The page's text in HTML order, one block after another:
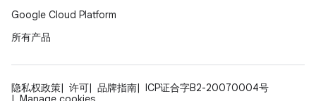
Google Cloud Platform
所有产品
隐私权政策 许可 品牌指南
ICP证合字B2-20070004号